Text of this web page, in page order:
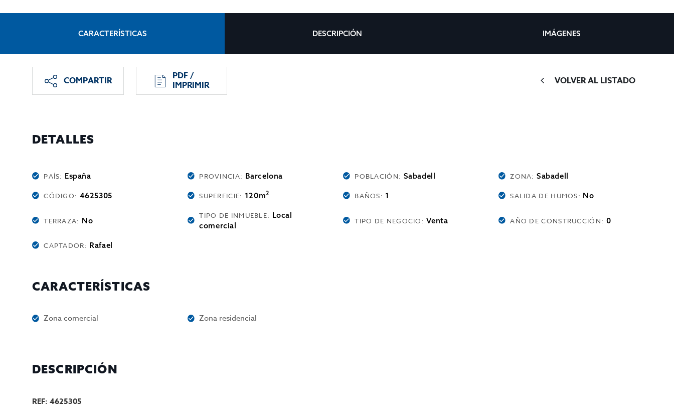
CARACTERÍSTICAS DESCRIPCIÓN IMÁGENES
COMPARTIR PDF /
IMPRIMIR VOLVER AL LISTADO
DETALLES
PAÍS: España PROVINCIA: Barcelona POBLACIÓN: Sabadell ZONA:Sabadell
CÓDIGO: 4625305 SUPERFICIE: 120m2 BAÑOS: 1 SALIDA DE HUMOS: No
TERRAZA: No
TIPO DE INMUEBLE: Local
comercial
TIPO DE NEGOCIO:Venta AÑO DE CONSTRUCCIÓN: 0
CAPTADOR: Rafael
CARACTERÍSTICAS
Zona comercial Zona residencial
DESCRIPCIÓN
REF: 4625305